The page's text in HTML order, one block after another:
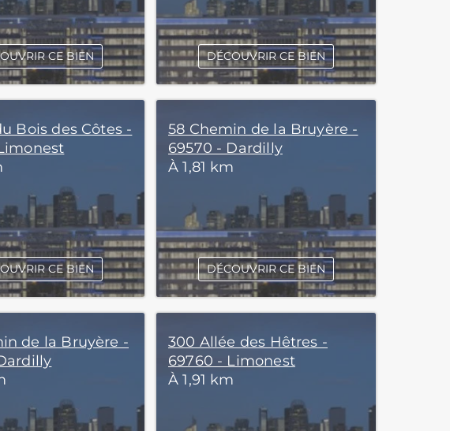
CE BIEN DÉCOUVRIR CE BIEN
Bois des Côtes -
CE BIEN
58 Chemin de la Bruyère -
69570 - Dardilly
À 1,81 km
DÉCOUVRIR CE BIEN
de la Bruyère -
300 Allée des Hêtres -
69760 - Limonest
À 1,91 km